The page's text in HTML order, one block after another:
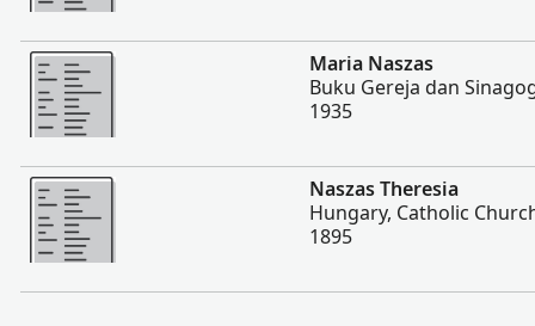
Lebih banyak
Maria Naszas
Buku Gereja dan
1935
Lebih banyak
Naszas Theresia
Hungary, Catholic
1895